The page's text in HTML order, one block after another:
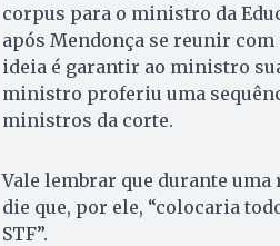
corpus para o ministro da
após Mendonça se reunir
ideia é garantir ao ministro
ministro proferiu uma
ministros da corte.
Vale lembrar que durante
die que, por ele, “colocaria
STF”.